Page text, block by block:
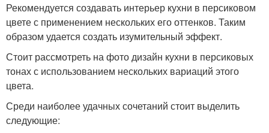
Рекомендуется создавать интерьер кухни в персиковом
цвете с применением нескольких его оттенков. Таким
образом удается создать изумительный эффект.
Стоит рассмотреть на фото дизайн кухни в персиковых
тонах с использованием нескольких вариаций этого
цвета.
Среди наиболее удачных сочетаний стоит выделить
следующие: